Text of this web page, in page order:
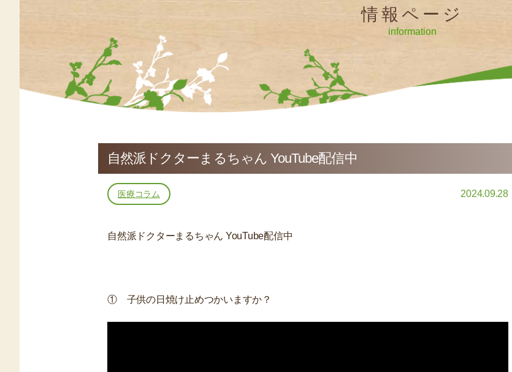
情報ページ
information
自然派ドクターまるちゃん YouTube配信中
医療コラム 2024.09.28
自然派ドクターまるちゃん YouTube配信中
① 子供の日焼け止めつかいますか？